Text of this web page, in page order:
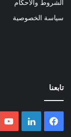
الشروط والأحكام
سياسة الخصوصية
تابعنا
فيسبوك لينكدإن